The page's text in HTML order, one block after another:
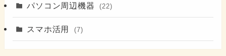
パソコン周辺機器 (22)
スマホ活用 (7)